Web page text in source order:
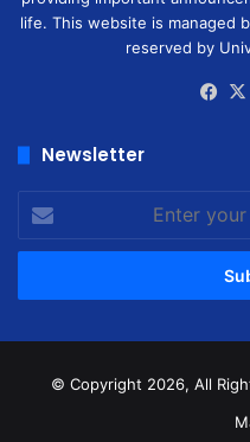
life. This website is managed
reserved by
Newsletter
your
Email
© Copyright 2026, All